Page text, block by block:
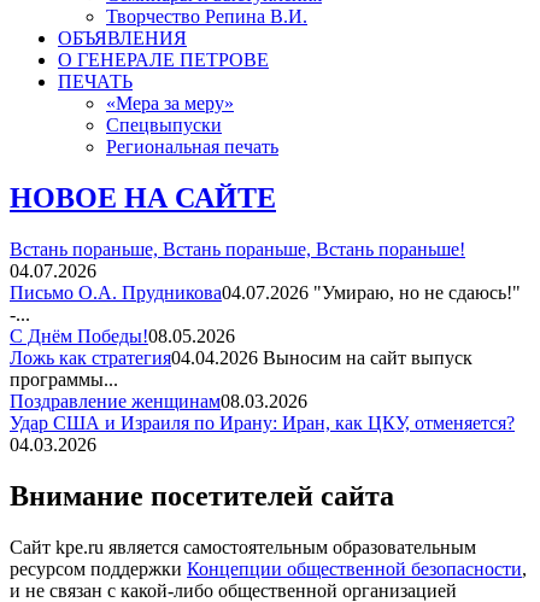
Творчество Репина В.И.
ОБЪЯВЛЕНИЯ
О ГЕНЕРАЛЕ ПЕТРОВЕ
ПЕЧАТЬ
«Мера за меру»
Спецвыпуски
Региональная печать
НОВОЕ НА САЙТЕ
Встань пораньше, Встань пораньше, Встань пораньше!
04.07.2026
Письмо О.А. Прудникова04.07.2026 "Умираю, но не сдаюсь!"
-...
С Днём Победы!08.05.2026
Ложь как стратегия04.04.2026 Выносим на сайт выпуск
программы...
Поздравление женщинам08.03.2026
Удар США и Израиля по Ирану: Иран, как ЦКУ, отменяется?
04.03.2026
Внимание посетителей сайта
Сайт kpe.ru является самостоятельным образовательным
ресурсом поддержки Концепции общественной безопасности,
и не связан с какой-либо общественной организацией